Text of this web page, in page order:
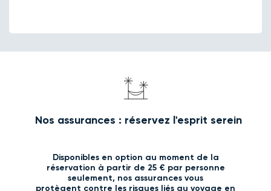
Nos assurances : réservez l'esprit serein
Disponibles en option au moment de la
réservation à partir de 25 € par personne
seulement, nos assurances vous
protègent contre les risques liés au voyage en